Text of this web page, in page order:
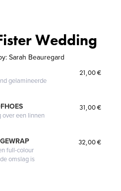
Wedding
Sarah Beauregard
gelamineerde
21,00 €
over een linnen
31,00 €
full-colour
omslag is
32,00 €